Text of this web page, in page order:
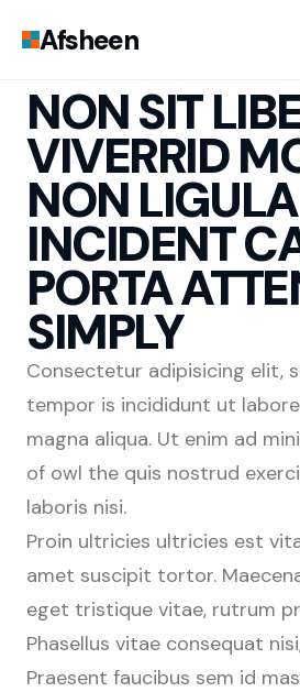
Afsheen
NON SIT
VIVERRID
NON LIGULA
INCIDENT
PORTA
SIMPLY
Consectetur adipisicing elit,
tempor is incididunt ut
magna aliqua. Ut enim ad
of owl the quis nostrud
laboris nisi.
Proin ultricies ultricies est
amet suscipit tortor.
eget tristique vitae, rutrum
Phasellus vitae consequat
Praesent faucibus sem id